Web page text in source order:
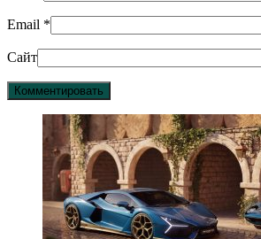
Email *
Сайт